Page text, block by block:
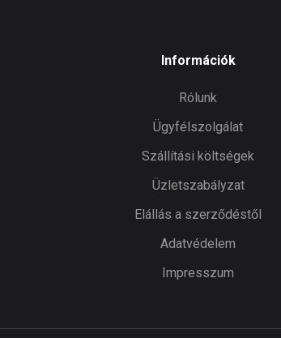
Információk
Rólunk
Ügyfélszolgálat
Szállítási költségek
Üzletszabályzat
Elállás a szerződéstől
Adatvédelem
Impresszum